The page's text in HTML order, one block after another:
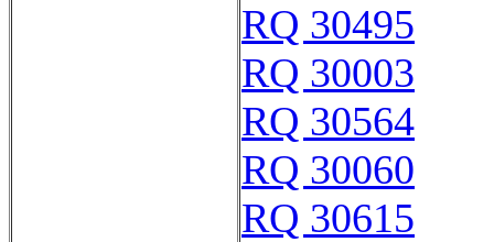
RQ 30495
RQ 30003
RQ 30564
RQ 30060
RQ 30615